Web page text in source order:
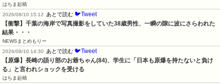
はちま起稿
2026/08/10 15:12
あとで読む 🐦Tweet
【衝撃】千葉の海岸で写真撮影をしていた38歳男性、一瞬の隙に波にさらわれた
結果・・・
NEWSまとめもりー
2026/08/10 14:30
あとで読む 🐦Tweet
【原爆】長崎の語り部のお爺ちゃん(84)、学生に「日本も原爆を持たないと負け
る」と言われショックを受ける
はちま起稿